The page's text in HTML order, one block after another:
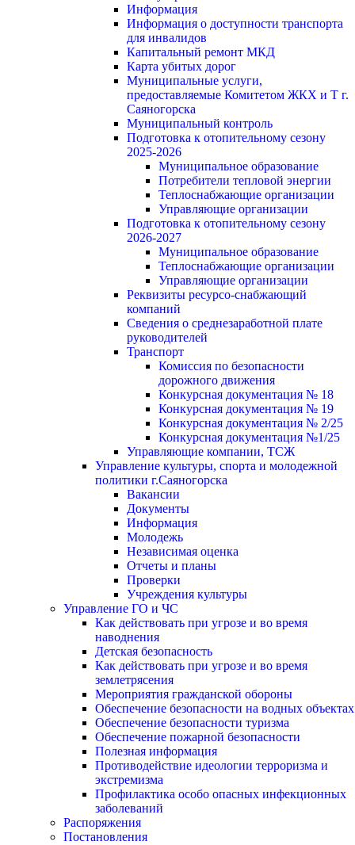
Информация
Информация о доступности транспорта
для инвалидов
Капитальный ремонт МКД
Карта убитых дорог
Муниципальные услуги,
предоставляемые Комитетом ЖКХ и Т г.
Саяногорска
Муниципальный контроль
Подготовка к отопительному сезону
2025-2026
Муниципальное образование
Потребители тепловой энергии
Теплоснабжающие организации
Управляющие организации
Подготовка к отопительному сезону
2026-2027
Муниципальное образование
Теплоснабжающие организации
Управляющие организации
Реквизиты ресурсо-снабжающий
компаний
Сведения о среднезаработной плате
руководителей
Транспорт
Комиссия по безопасности
дорожного движения
Конкурсная документация № 18
Конкурсная документация № 19
Конкурсная документация № 2/25
Конкурсная документация №1/25
Управляющие компании, ТСЖ
Управление культуры, спорта и молодежной
политики г.Саяногорска
Вакансии
Документы
Информация
Молодежь
Независимая оценка
Отчеты и планы
Проверки
Учреждения культуры
Управление ГО и ЧС
Как действовать при угрозе и во время
наводнения
Детская безопасность
Как действовать при угрозе и во время
землетрясения
Мероприятия гражданской обороны
Обеспечение безопасности на водных объектах
Обеспечение безопасности туризма
Обеспечение пожарной безопасности
Полезная информация
Противодействие идеологии терроризма и
экстремизма
Профилактика особо опасных инфекционных
заболеваний
Распоряжения
Постановления